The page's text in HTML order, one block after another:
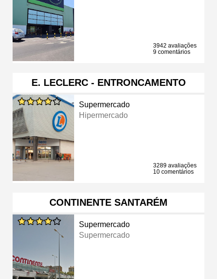
3942 avaliações
9 comentários
E. LECLERC - ENTRONCAMENTO
Supermercado
Hipermercado
3289 avaliações
10 comentários
CONTINENTE SANTARÉM
Supermercado
Supermercado